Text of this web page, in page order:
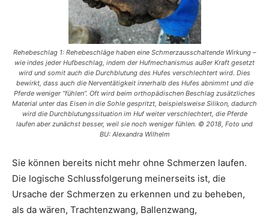
Rehebeschlag 1: Rehebeschläge haben eine Schmerzausschaltende Wirkung –
wie indes jeder Hufbeschlag, indem der Hufmechanismus außer Kraft gesetzt
wird und somit auch die Durchblutung des Hufes verschlechtert wird. Dies
bewirkt, dass auch die Nerventätigkeit innerhalb des Hufes abnimmt und die
Pferde weniger “fühlen”. Oft wird beim orthopädischen Beschlag zusätzliches
Material unter das Eisen in die Sohle gespritzt, beispielsweise Silikon, dadurch
wird die Durchblutungssituation im Huf weiter verschlechtert, die Pferde
laufen aber zunächst besser, weil sie noch weniger fühlen. © 2018, Foto und
BU: Alexandra Wilhelm
Sie können bereits nicht mehr ohne Schmerzen laufen.
Die logische Schlussfolgerung meinerseits ist, die
Ursache der Schmerzen zu erkennen und zu beheben,
als da wären, Trachtenzwang, Ballenzwang,